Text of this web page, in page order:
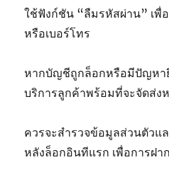
ใช้ฟังก์ชัน “ลืมรหัสผ่าน” เพื่
หรือเบอร์โทร
หากบัญชีถูกล็อกหรือมีปัญหา
บริการลูกค้าพร้อมที่จะจัดส่ง
ควรจะสำรวจข้อมูลส่วนตัวแ
หลังล็อกอินทีแรก เพื่อการฝ